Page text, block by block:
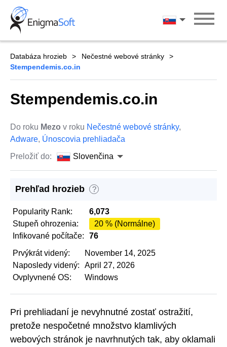
Skip
content
Slovenčina
Databáza hrozieb
Nečestné webové stránky
Stempendemis.co.in
Stempendemis.co.in
Do roku Mezo v roku Nečestné webové stránky,
Adware, Únoscovia prehliadača
Preložiť do:
Slovenčina
Prehľad hrozieb ?
Popularity Rank:
6,073
Stupeň ohrozenia:
20 % (Normálne)
Infikované počítače:
76
Prvýkrát videný:
November 14, 2025
Naposledy videný:
April 27, 2026
Ovplyvnené OS:
Windows
Pri prehliadaní je nevyhnutné zostať ostražití,
pretože nespočetné množstvo klamlivých
webových stránok je navrhnutých tak, aby oklamali